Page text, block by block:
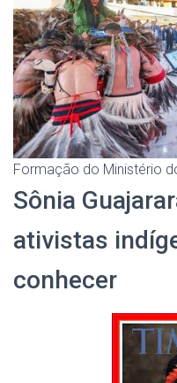
Formação do Ministério
Sônia
ativistas
conhecer